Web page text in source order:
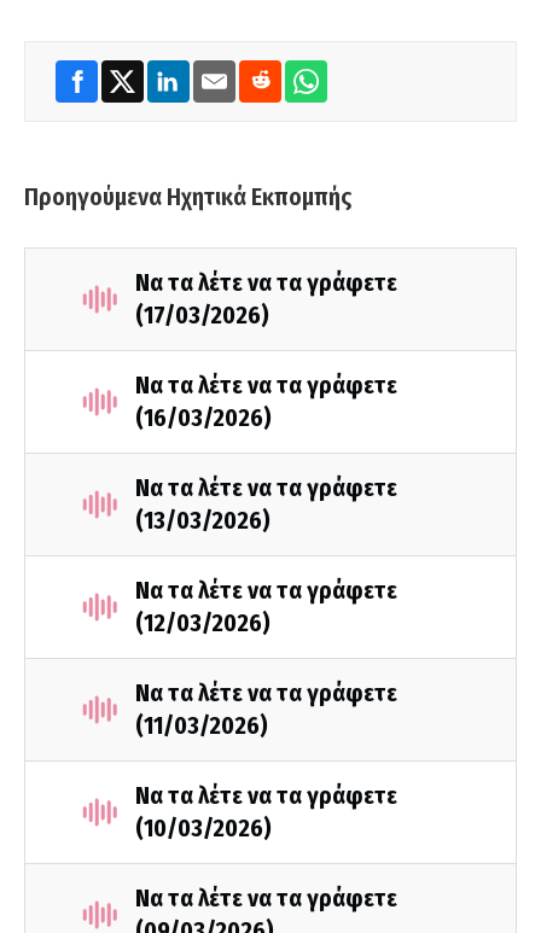
Προηγούμενα Ηχητικά Εκπομπής
Να τα λέτε να τα γράφετε
(17/03/2026)
Να τα λέτε να τα γράφετε
(16/03/2026)
Να τα λέτε να τα γράφετε
(13/03/2026)
Να τα λέτε να τα γράφετε
(12/03/2026)
Να τα λέτε να τα γράφετε
(11/03/2026)
Να τα λέτε να τα γράφετε
(10/03/2026)
Να τα λέτε να τα γράφετε